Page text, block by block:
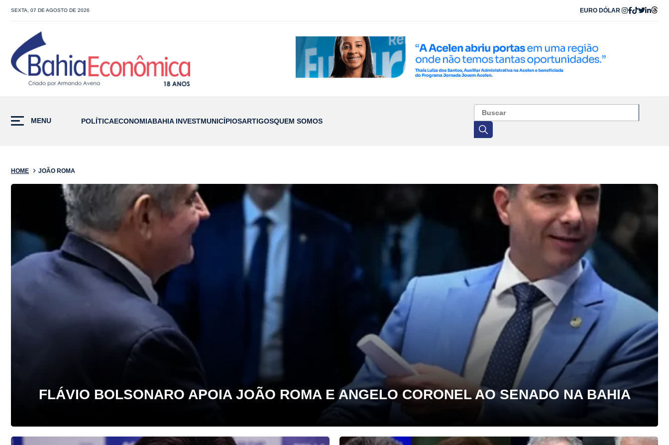
SEXTA, 07 DE AGOSTO DE 2026 EURO DÓLAR
MENU POLÍTICAECONOMIABAHIA INVESTMUNICÍPIOSARTIGOSQUEM SOMOS
HOME JOÃO ROMA
FLÁVIO BOLSONARO APOIA JOÃO ROMA E ANGELO CORONEL AO SENADO NA BAHIA